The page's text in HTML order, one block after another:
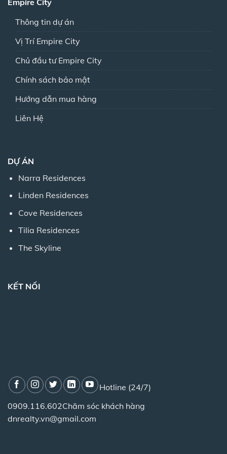
Thông tin dự án
Vị Trí Empire City
Chủ đầu tư Empire City
Chính sách bảo mật
Hướng dẫn mua hàng
Liên Hệ
DỰ ÁN
Narra Residences
Linden Residences
Cove Residences
Tilia Residences
The Skyline
KẾT NỐI
Hotline (24/7)
0909.116.602Chăm sóc khách hàng
dnrealty.vn@gmail.com